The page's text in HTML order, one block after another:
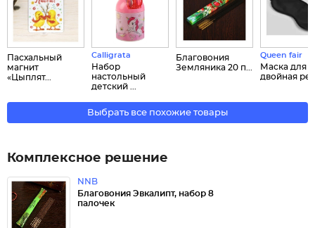
Пасхальный
магнит
«Цыплят...
Calligrata
Набор
настольный
детский ...
Благовония
Земляника 20 п...
Queen fair
Маска для
двойная
Выбрать все похожие товары
Комплексное решение
NNB
Благовония Эвкалипт, набор 8
палочек